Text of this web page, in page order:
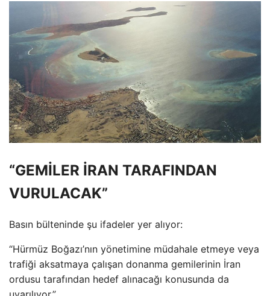
“GEMİLER İRAN TARAFINDAN
VURULACAK”
Basın bülteninde şu ifadeler yer alıyor:
“Hürmüz Boğazı’nın yönetimine müdahale etmeye veya
trafiği aksatmaya çalışan donanma gemilerinin İran
ordusu tarafından hedef alınacağı konusunda da